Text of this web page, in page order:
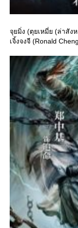
จุยมิ่ง (ตุยเหมี่ย (ล่าสัง
เจิ้งจงจี (Ronald